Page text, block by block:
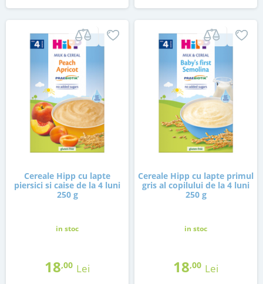
Cereale Hipp cu lapte
piersici si caise de la 4 luni
250 g
in stoc
18,00 Lei
Cereale Hipp cu lapte primul
gris al copilului de la 4 luni
250 g
in stoc
18,00 Lei